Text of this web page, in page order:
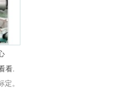
第三
。每
过校
顶。
看.
。